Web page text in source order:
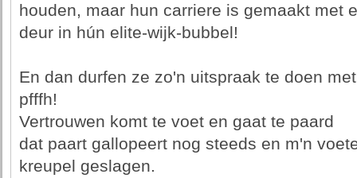
houden, maar hun carriere is gemaakt met
deur in hún elite-wijk-bubbel!
En dan durfen ze zo'n uitspraak te doen
pfffh!
Vertrouwen komt te voet en gaat te paard
dat paart gallopeert nog steeds en m'n
kreupel geslagen.